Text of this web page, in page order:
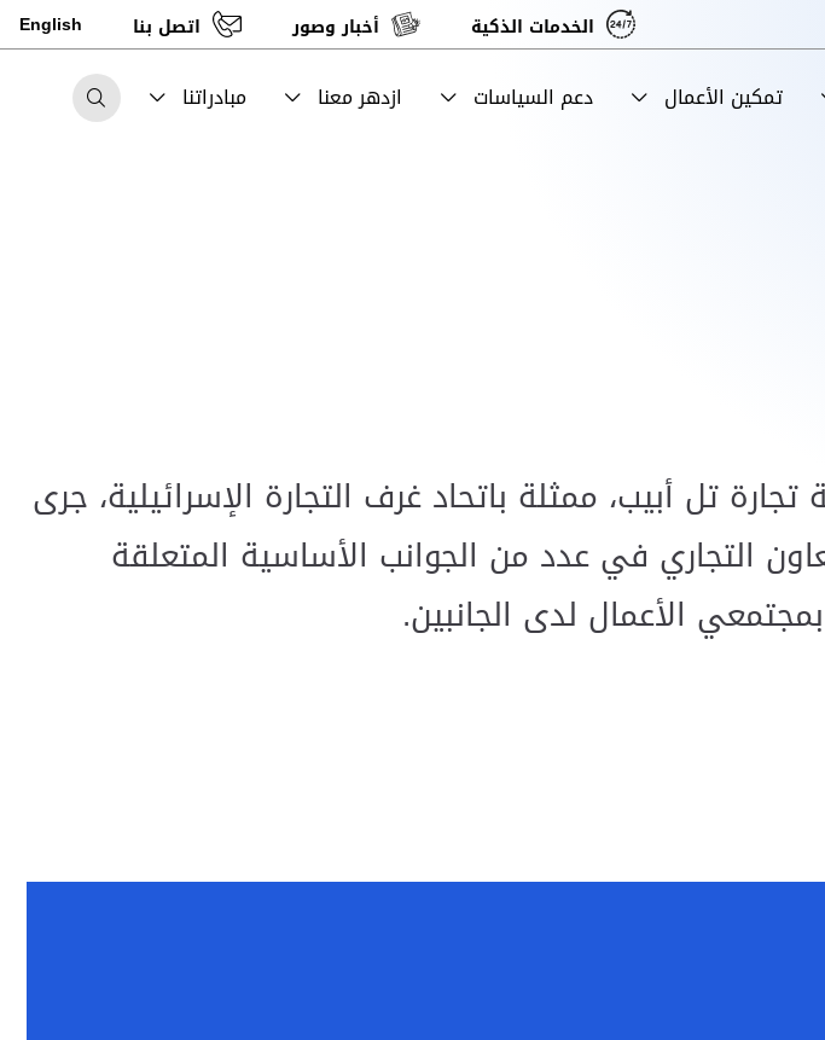
الخدمات الذكية أخبار وصور اتصل بنا English
تمكين الأعمال دعم السياسات ازدهر معنا مبادراتنا
تل أبيب، ممثلة باتحاد غرف التجارة الإسرائيلية، جرى
التجاري في عدد من الجوانب الأساسية المتعلقة
الأعمال لدى الجانبين.